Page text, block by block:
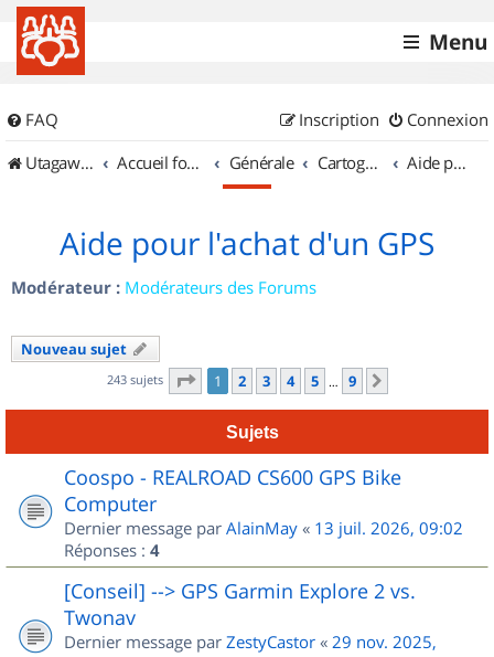
Menu
FAQ Connexion
Inscription
UtagawaVTT (Randos VTT et VTTAE avec traces GPS)
Accueil forum Générale Cartographie et GPS Aide pour l'achat d'un GPS
Aide pour l'achat d'un GPS
Modérateur : Modérateurs des Forums
Nouveau sujet
243 sujets Page 1sur
1 2 3 4 5 … 9
Sujets
Coospo - REALROAD CS600 GPS Bike
Computer
Dernier message par AlainMay « 13 juil. 2026, 09:02
Réponses : 4
[Conseil] --> GPS Garmin Explore 2 vs.
Twonav
Dernier message par ZestyCastor « 29 nov. 2025,